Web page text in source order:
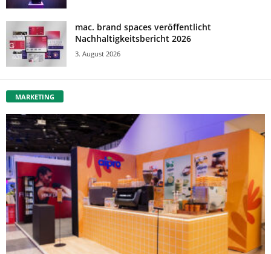
mac. brand spaces veröffentlicht
Nachhaltigkeitsbericht 2026
3. August 2026
MARKETING